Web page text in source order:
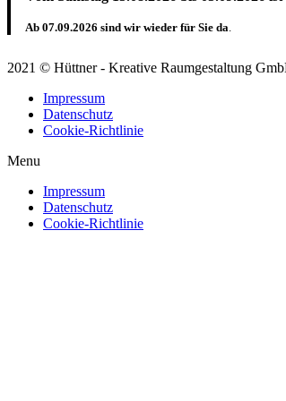
Ab 07.09.2026 sind wir wieder für Sie da.
2021 © Hüttner - Kreative Raumgestaltung
Impressum
Datenschutz
Cookie-Richtlinie
Menu
Impressum
Datenschutz
Cookie-Richtlinie